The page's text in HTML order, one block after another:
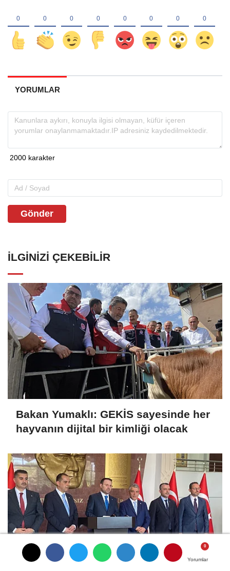
Yorumlar
Yorumlar
Yorumlar
YORUMLAR
Gönder
İLGINIZI ÇEKEBILIR
Bakan Yumaklı: GEKİS sayesinde her
hayvanın dijital bir kimliği olacak